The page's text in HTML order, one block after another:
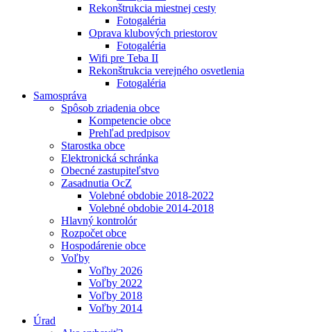
Rekonštrukcia miestnej cesty
Fotogaléria
Oprava klubových priestorov
Fotogaléria
Wifi pre Teba II
Rekonštrukcia verejného osvetlenia
Fotogaléria
Samospráva
Spôsob zriadenia obce
Kompetencie obce
Prehľad predpisov
Starostka obce
Elektronická schránka
Obecné zastupiteľstvo
Zasadnutia OcZ
Volebné obdobie 2018-2022
Volebné obdobie 2014-2018
Hlavný kontrolór
Rozpočet obce
Hospodárenie obce
Voľby
Voľby 2026
Voľby 2022
Voľby 2018
Voľby 2014
Úrad